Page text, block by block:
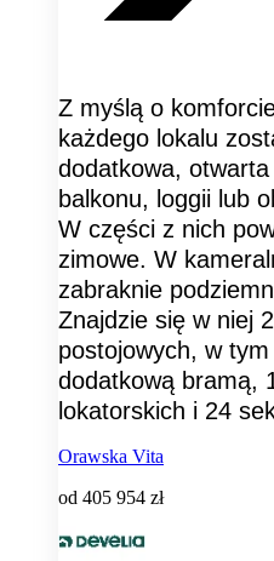
Z myślą o
każdego lokalu
dodatkowa,
balkonu, loggii lub
W części z nich
zimowe. W
zabraknie
Znajdzie się w niej
postojowych, w
dodatkową bramą,
lokatorskich i 24
Orawska Vita
od 405 954 zł